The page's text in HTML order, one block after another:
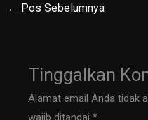
← Pos Sebelumnya
Tinggalkan
Alamat email Anda tidak
wajib ditandai*